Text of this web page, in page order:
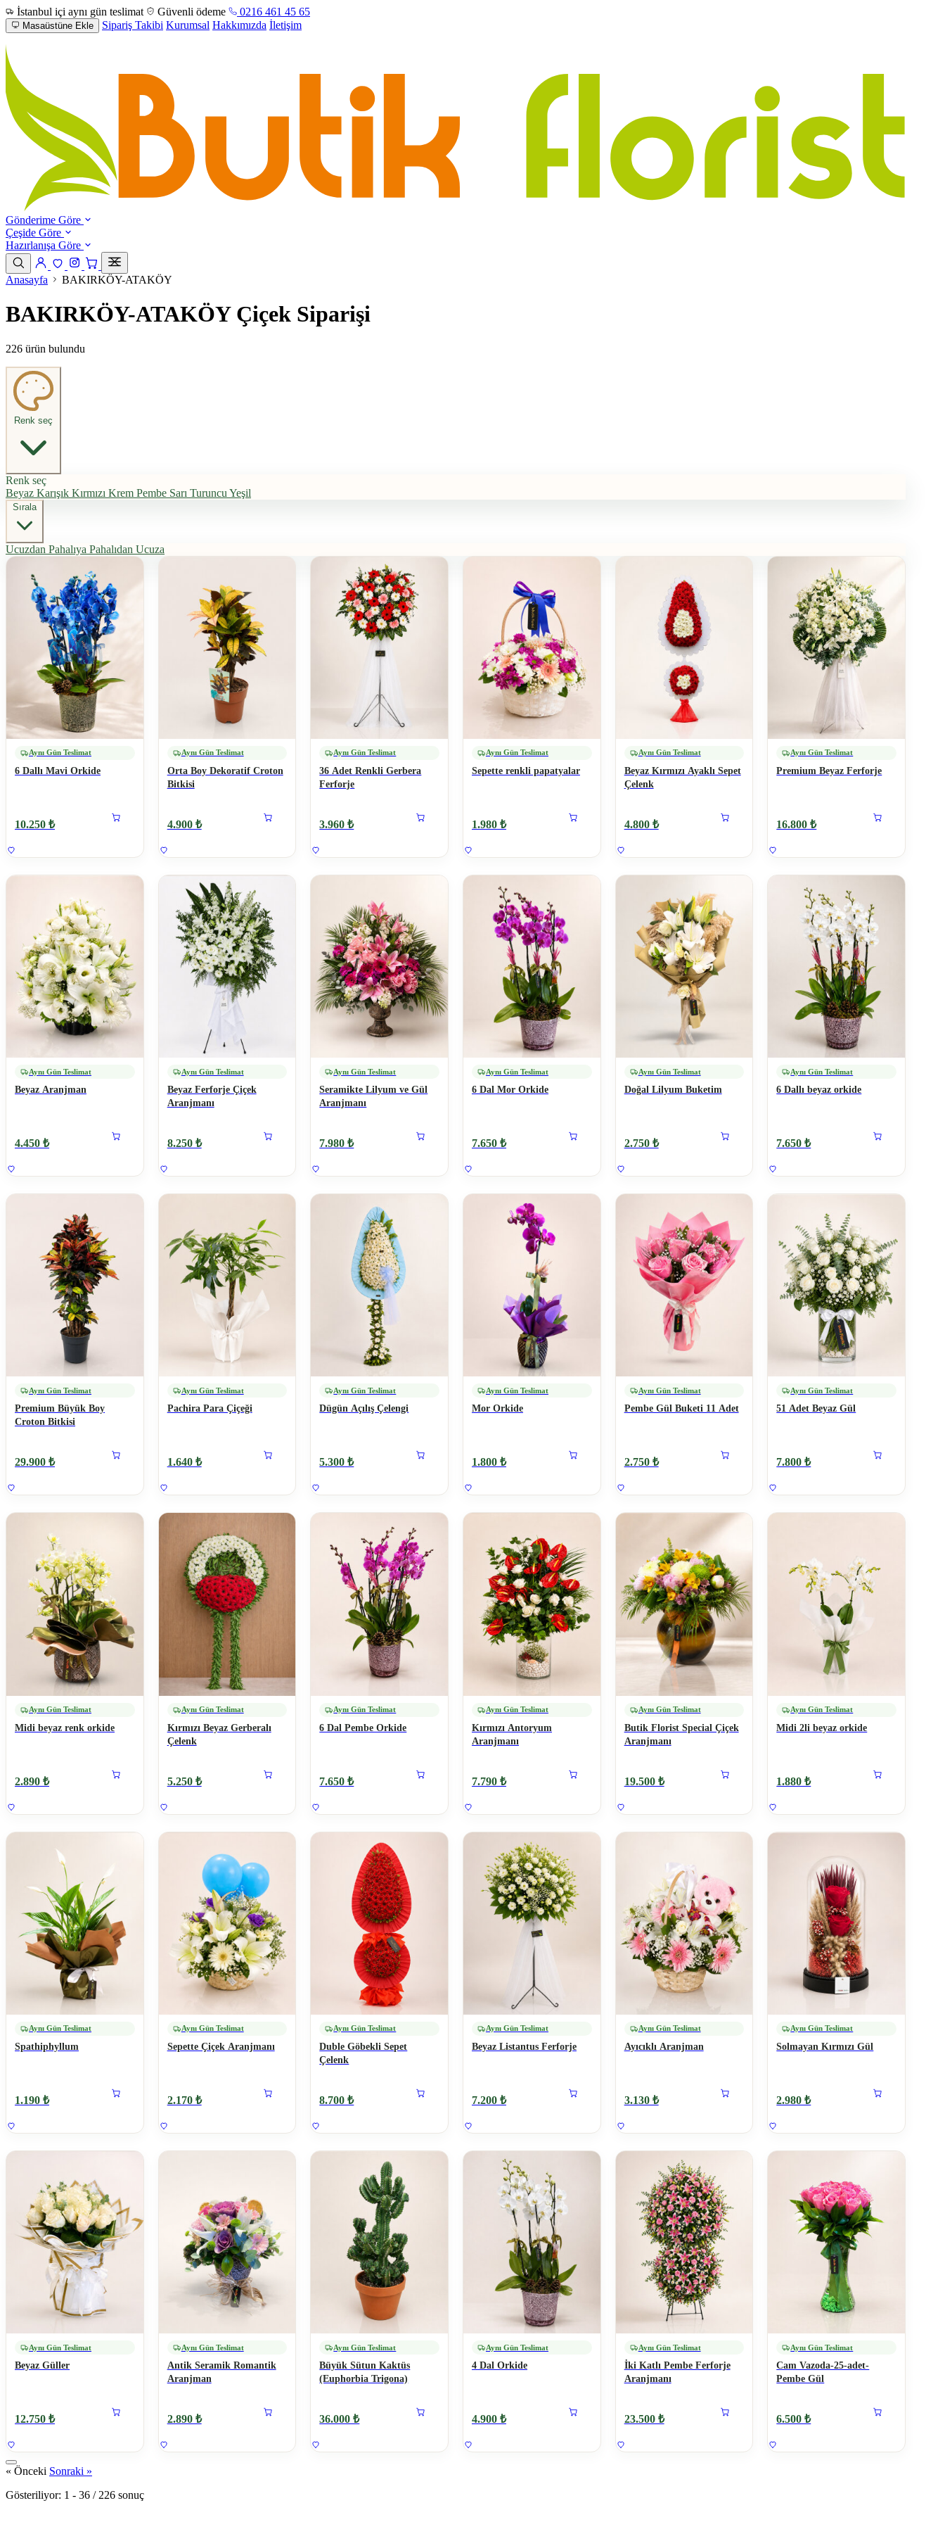
İstanbul içi aynı gün teslimat Güvenli ödeme 0216 461 45 65
Masaüstüne Ekle Sipariş Takibi Kurumsal Hakkımızda İletişim
Gönderime Göre
Çeşide Göre
Hazırlanışa Göre
Anasayfa BAKIRKÖY-ATAKÖY
BAKIRKÖY-ATAKÖY Çiçek Siparişi
226 ürün bulundu
Renk seç
Renk seç
Beyaz Karışık Kırmızı Krem Pembe Sarı Turuncu Yeşil
Sırala
Ucuzdan Pahalıya Pahalıdan Ucuza
Aynı Gün Teslimat
6 Dallı Mavi Orkide
10.250 ₺
Aynı Gün Teslimat
Orta Boy Dekoratif Croton
Bitkisi
4.900 ₺
Aynı Gün Teslimat
36 Adet Renkli Gerbera
Ferforje
3.960 ₺
Aynı Gün Teslimat
Sepette renkli papatyalar
1.980 ₺
Aynı Gün Teslimat
Beyaz Kırmızı Ayaklı Sepet
Çelenk
4.800 ₺
Aynı Gün Teslimat
Premium Beyaz Ferforje
16.800 ₺
Aynı Gün Teslimat
Beyaz Aranjman
4.450 ₺
Aynı Gün Teslimat
Beyaz Ferforje Çiçek
Aranjmanı
8.250 ₺
Aynı Gün Teslimat
Seramikte Lilyum ve Gül
Aranjmanı
7.980 ₺
Aynı Gün Teslimat
6 Dal Mor Orkide
7.650 ₺
Aynı Gün Teslimat
Doğal Lilyum Buketim
2.750 ₺
Aynı Gün Teslimat
6 Dallı beyaz orkide
7.650 ₺
Aynı Gün Teslimat
Premium Büyük Boy
Croton Bitkisi
29.900 ₺
Aynı Gün Teslimat
Pachira Para Çiçeği
1.640 ₺
Aynı Gün Teslimat
Dügün Açılış Çelengi
5.300 ₺
Aynı Gün Teslimat
Mor Orkide
1.800 ₺
Aynı Gün Teslimat
Pembe Gül Buketi 11 Adet
2.750 ₺
Aynı Gün Teslimat
51 Adet Beyaz Gül
7.800 ₺
Aynı Gün Teslimat
Midi beyaz renk orkide
2.890 ₺
Aynı Gün Teslimat
Kırmızı Beyaz Gerberalı
Çelenk
5.250 ₺
Aynı Gün Teslimat
6 Dal Pembe Orkide
7.650 ₺
Aynı Gün Teslimat
Kırmızı Antoryum
Aranjmanı
7.790 ₺
Aynı Gün Teslimat
Butik Florist Special Çiçek
Aranjmanı
19.500 ₺
Aynı Gün Teslimat
Midi 2li beyaz orkide
1.880 ₺
Aynı Gün Teslimat
Spathiphyllum
1.190 ₺
Aynı Gün Teslimat
Sepette Çiçek Aranjmanı
2.170 ₺
Aynı Gün Teslimat
Duble Göbekli Sepet
Çelenk
8.700 ₺
Aynı Gün Teslimat
Beyaz Listantus Ferforje
7.200 ₺
Aynı Gün Teslimat
Ayıcıklı Aranjman
3.130 ₺
Aynı Gün Teslimat
Solmayan Kırmızı Gül
2.980 ₺
Aynı Gün Teslimat
Beyaz Güller
12.750 ₺
Aynı Gün Teslimat
Antik Seramik Romantik
Aranjman
2.890 ₺
Aynı Gün Teslimat
Büyük Sütun Kaktüs
(Euphorbia Trigona)
36.000 ₺
Aynı Gün Teslimat
4 Dal Orkide
4.900 ₺
Aynı Gün Teslimat
İki Katlı Pembe Ferforje
Aranjmanı
23.500 ₺
Aynı Gün Teslimat
Cam Vazoda-25-adet-
Pembe Gül
6.500 ₺
« Önceki Sonraki »
Gösteriliyor: 1 - 36 / 226 sonuç